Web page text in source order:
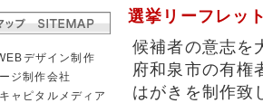
選挙リーフレッ
候補者の意志を
府和泉市の有権
はがきを制作致
デザイン制作
ジ制作会社
ャピタルメディア